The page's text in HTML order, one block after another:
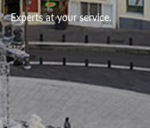
Experts at your service.